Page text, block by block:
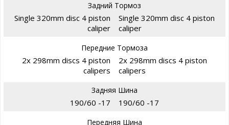
Задний Тормоз
Single 320mm disc 4 piston
caliper
Single 320mm disc 4 piston
caliper
Передние Тормоза
2x 298mm discs 4 piston
calipers
2x 298mm discs 4 piston
calipers
Задняя Шина
190/60 -17 190/60 -17
Передняя Шина